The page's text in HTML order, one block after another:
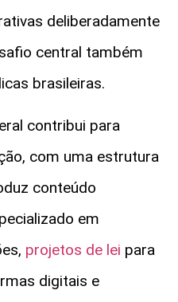
deliberadamente
central também
brasileiras.
contribui para
com uma estrutura
conteúdo
em
projetos de lei para
digitais e